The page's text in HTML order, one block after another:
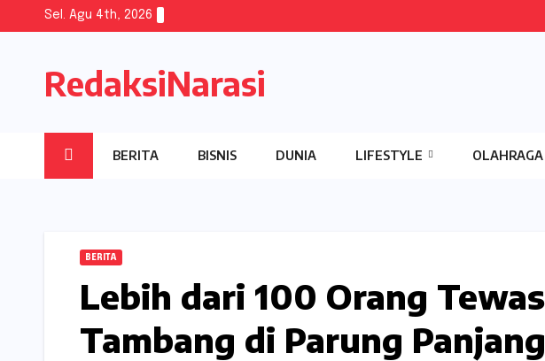
Sel. Agu 4th, 2026
RedaksiNarasi
BERITA BISNIS DUNIA LIFESTYLE OLAHRAGA
BERITA
Lebih dari 100 Orang
Tambang di Parung